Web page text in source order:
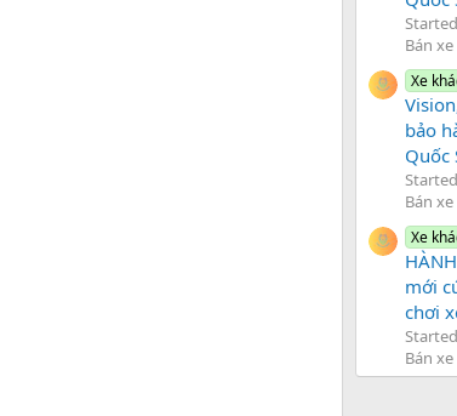
Bán
Xe
bảo
Quốc
Bán
Xe
mới
chơi
Bán